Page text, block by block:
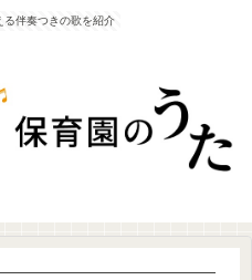
る伴奏つきの歌を紹介